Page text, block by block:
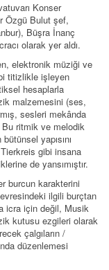
Konser
Özgü Bulut şef,
Büşra İnanç
olarak yer aldı.
elektronik müziği ve
titizlikle işleyen
hesaplarla
malzemesini (ses,
sesleri mekânda
Bu ritmik ve melodik
yapısını
gibi insana
de yansımıştır.
burcun karakterini
ilgili burçtan
icra için değil, Musik
kutusu ezgileri olarak
çalgıların /
düzenlemesi